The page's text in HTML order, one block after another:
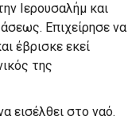
Ιερουσαλήμ και
Επιχείρησε να
έβρισκε εκεί
της
εισέλθει στο ναό.